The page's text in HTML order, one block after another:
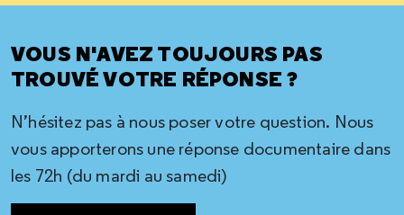
VOUS N'AVEZ TOUJOURS PAS
TROUVÉ VOTRE RÉPONSE ?
N’hésitez pas à nous poser votre question. Nous
vous apporterons une réponse documentaire dans
les 72h (du mardi au samedi)